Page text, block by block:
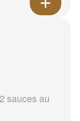
sauces au